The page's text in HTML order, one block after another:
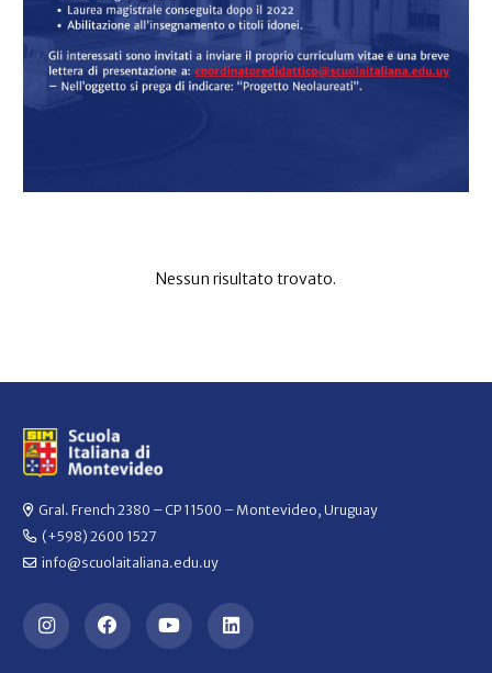
Nessun risultato trovato.
Gral. French 2380 – CP 11500 – Montevideo, Uruguay
(+598) 2600 1527
info@scuolaitaliana.edu.uy